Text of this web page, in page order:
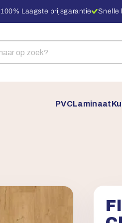
100% Laagste prijsgarantie Snelle
PVCLaminaat